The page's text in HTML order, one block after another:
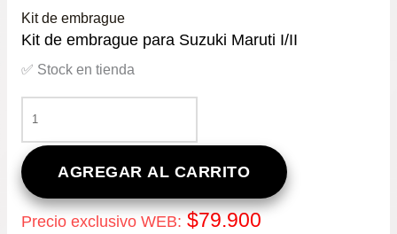
Kit de embrague
Kit de embrague para Suzuki Maruti I/II
✅ Stock en tienda
DE
EMBRAGUE
PARA
SUZUKI
MARUTI
I/II
AGREGAR AL CARRITO
Precio exclusivo WEB: $79.900